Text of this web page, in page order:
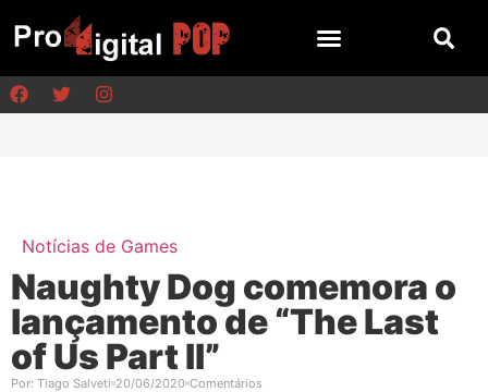
Notícias de Games
Naughty Dog comemora o
lançamento de “The Last
of Us Part II”
Por: Tiago Salveti 20/06/2020 Comentários